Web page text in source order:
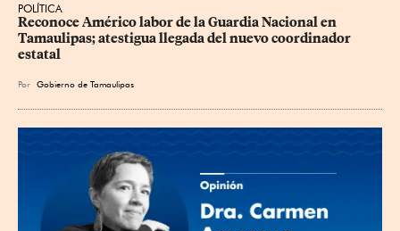
POLÍTICA
Reconoce Américo labor de la Guardia Nacional en
Tamaulipas; atestigua llegada del nuevo coordinador
estatal
Por Gobierno de Tamaulipas